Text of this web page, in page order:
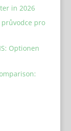
in 2026
pro
Optionen